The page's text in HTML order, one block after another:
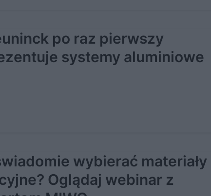
po raz pierwszy
systemy aluminiowe
wybierać materiały
Oglądaj webinar z